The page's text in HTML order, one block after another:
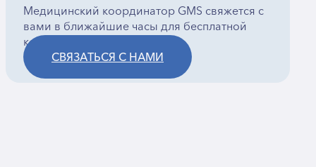
Медицинский координатор GMS свяжется с
вами в ближайшие часы для бесплатной
консультации.
СВЯЗАТЬСЯ С НАМИ